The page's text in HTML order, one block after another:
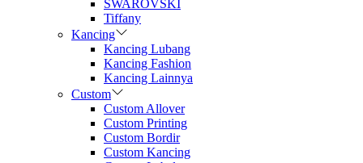
SWAROVSKI
Tiffany
Kancing
Kancing Lubang
Kancing Fashion
Kancing Lainnya
Custom
Custom Allover
Custom Printing
Custom Bordir
Custom Kancing